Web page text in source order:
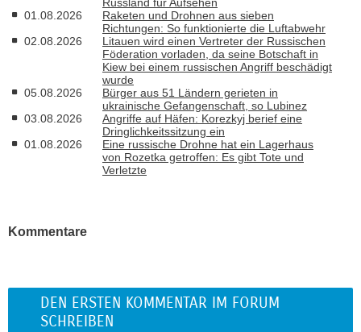
01.08.2026
Raketen und Drohnen aus sieben
Richtungen: So funktionierte die Luftabwehr
02.08.2026
Litauen wird einen Vertreter der Russischen
Föderation vorladen, da seine Botschaft in
Kiew bei einem russischen Angriff beschädigt
wurde
05.08.2026
Bürger aus 51 Ländern gerieten in
ukrainische Gefangenschaft, so Lubinez
03.08.2026
Angriffe auf Häfen: Korezkyj berief eine
Dringlichkeitssitzung ein
01.08.2026
Eine russische Drohne hat ein Lagerhaus
von Rozetka getroffen: Es gibt Tote und
Verletzte
Kommentare
DEN ERSTEN KOMMENTAR IM FORUM
SCHREIBEN